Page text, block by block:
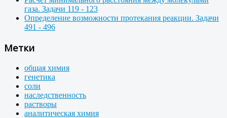
газа. Задачи 119 - 123
Определение возможности протекания реакции. Задачи
491 - 496
Метки
общая химия
генетика
соли
наследственность
растворы
аналитическая химия